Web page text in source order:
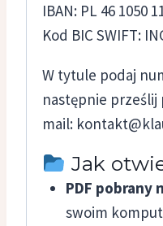
IBAN: PL 46 1050
Kod BIC SWIFT:
W tytule podaj
następnie
mail:
Jak
PDF pobrany
swoim